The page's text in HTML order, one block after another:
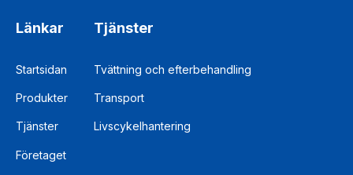
Länkar
Startsidan
Produkter
Tjänster
Företaget
Tjänster
Tvättning och efterbehandling
Transport
Livscykelhantering